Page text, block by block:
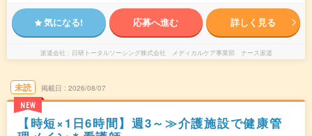
気になる! 応募へ進む 詳しく見る
派遣会社 日研トータルソーシング株式会社 メディカルケア事業部 ナース派遣
未読
NEW
掲載日 2026/08/07
【時短×1日6時間】週3～≫介護施設で健康管